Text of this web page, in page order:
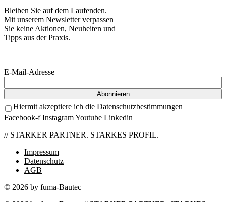
Bleiben Sie auf dem Laufenden.
Mit unserem Newsletter verpassen
Sie keine Aktionen, Neuheiten und
Tipps aus der Praxis.
E-Mail-Adresse
Hiermit akzeptiere ich die Datenschutzbestimmungen
Facebook-f InstagramYoutube Linkedin
// STARKER PARTNER. STARKES PROFIL.
Impressum
Datenschutz
AGB
© 2026 by fuma-Bautec